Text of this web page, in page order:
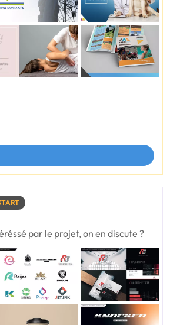
par le projet, on en discute ?